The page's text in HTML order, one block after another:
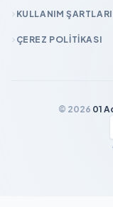
KULLANIM ŞARTLARI
ÇEREZ POLITIKASI
© 2026 01